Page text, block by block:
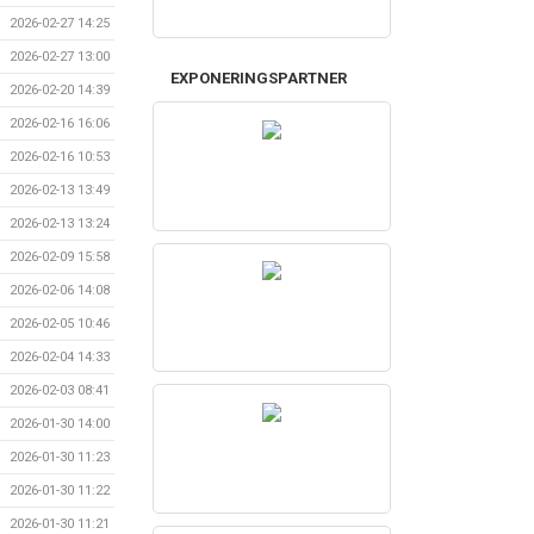
2026-02-27 14:25
2026-02-27 13:00
2026-02-20 14:39
2026-02-16 16:06
2026-02-16 10:53
2026-02-13 13:49
2026-02-13 13:24
2026-02-09 15:58
2026-02-06 14:08
2026-02-05 10:46
2026-02-04 14:33
2026-02-03 08:41
2026-01-30 14:00
2026-01-30 11:23
2026-01-30 11:22
2026-01-30 11:21
EXPONERINGSPARTNER